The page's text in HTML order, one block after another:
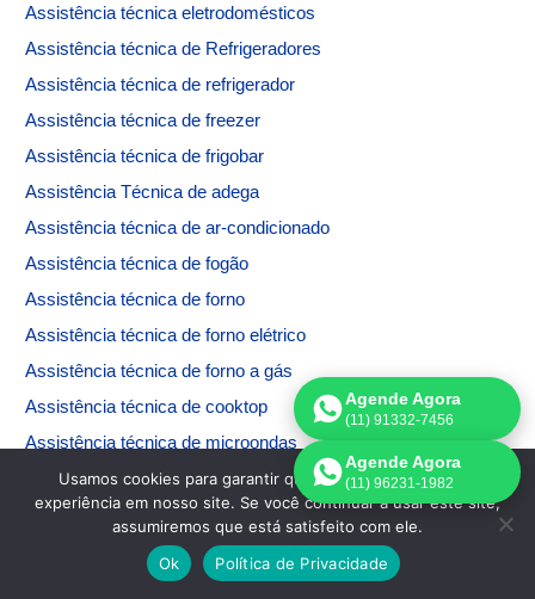
Assistência técnica eletrodomésticos
Assistência técnica de Refrigeradores
Assistência técnica de refrigerador
Assistência técnica de freezer
Assistência técnica de frigobar
Assistência Técnica de adega
Assistência técnica de ar-condicionado
Assistência técnica de fogão
Assistência técnica de forno
Assistência técnica de forno elétrico
Assistência técnica de forno a gás
Assistência técnica de cooktop
Assistência técnica de microondas
Assistência técnica de máquina de lavar
Assistência técnica de máquina de secar
Assistência técnica de máquina de lavar e secar
Assistência técnica Electrolux
Agende Agora
(11) 91332-7456
Agende Agora
(11) 96231-1982
Usamos cookies para garantir que oferecemos a melhor
experiência em nosso site. Se você continuar a usar este site,
assumiremos que está satisfeito com ele.
Ok
Política de Privacidade